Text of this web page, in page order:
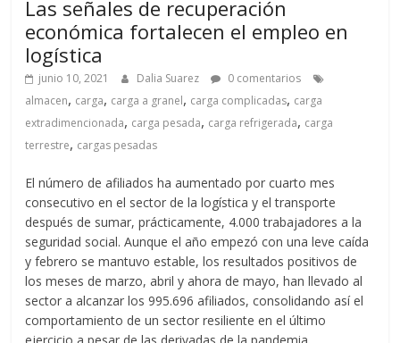
q
u
p
o
s
Las señales de recuperación
económica fortalecen el empleo en
logística
junio 10, 2021 Dalia Suarez
0 comentarios
almacen, carga, carga a granel, carga complicadas, carga
extradimencionada, carga pesada, carga refrigerada, carga
terrestre, cargas pesadas
El número de afiliados ha aumentado por cuarto mes
consecutivo en el sector de la logística y el transporte
después de sumar, prácticamente, 4.000 trabajadores a la
seguridad social. Aunque el año empezó con una leve caída
y febrero se mantuvo estable, los resultados positivos de
los meses de marzo, abril y ahora de mayo, han llevado al
sector a alcanzar los 995.696 afiliados, consolidando así el
comportamiento de un sector resiliente en el último